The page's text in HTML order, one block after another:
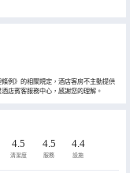
例》的相關規定，酒店客房不主動提供
店賓客服務中心，感謝您的理解。
4.5
清潔度
4.5
服務
4.4
設施